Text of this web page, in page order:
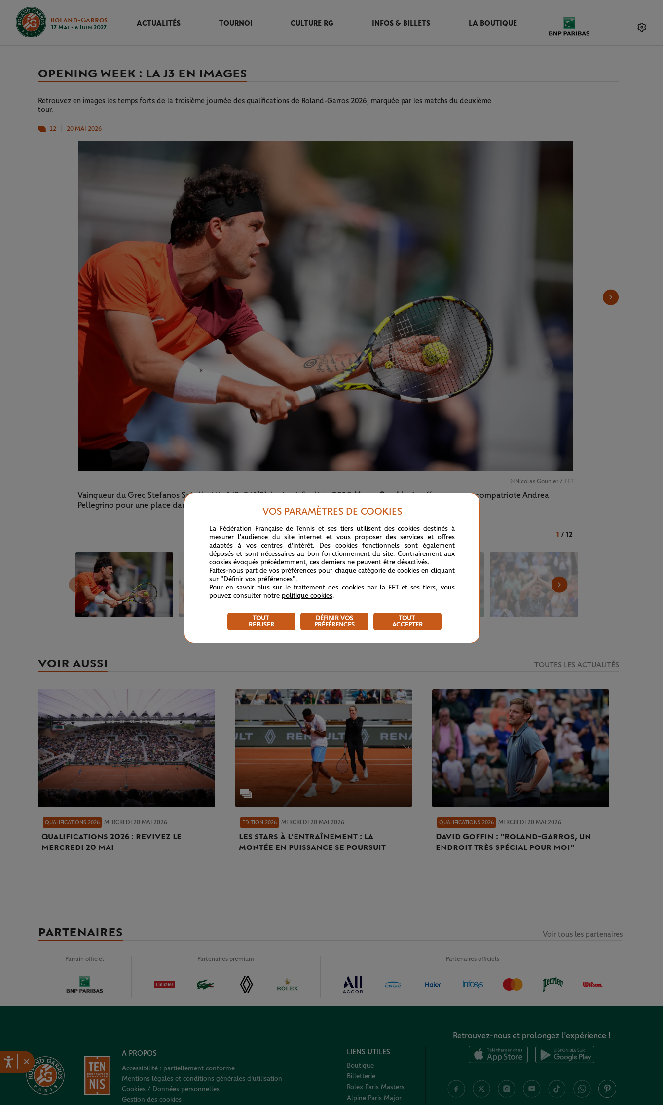
×
Roland-Garros
17 Mai - 6 Juin 2027
ACTUALITÉS TOURNOI CULTURE RG INFOS & BILLETS LA BOUTIQUE
OPENING WEEK : LA J3 EN IMAGES
Retrouvez en images les temps forts de la troisième journée des qualifications de Roland-Garros 2026, marquée par les matchs du deuxième
tour.
12 20 MAI 2026
©Nicolas Gouhier / FFT
Vainqueur du Grec Stefanos Sakellaridis 6/3, 7/6(2), le demi-finaliste 2018Marco Cecchinatoaffrontera son compatriote Andrea
Pellegrino pour une place dans le grand tableau.
1 / 12
VOIR AUSSI TOUTES LES ACTUALITÉS
QUALIFICATIONS 2026 MERCREDI 20 MAI 2026
Qualifications 2026 : revivez le
mercredi 20 mai
ÉDITION 2026 MERCREDI 20 MAI 2026
Les stars à l'entraînement : la
montée en puissance se poursuit
QUALIFICATIONS 2026 MERCREDI 20 MAI 2026
David Goffin : "Roland-Garros, un
endroit très spécial pour moi"
PARTENAIRES
Parrain officiel Partenaires premium Partenaires officiels
Voir tous les partenaires
A PROPOS
Accessibilité : partiellement conforme
Mentions légales et conditions générales d'utilisation
Cookies / Données personnelles
Gestion des cookies
LIENS UTILES
Boutique
Billetterie
Rolex Paris Masters
Alpine Paris Major
Retrouvez-nous et prolongez l’expérience !
VOS PARAMÈTRES DE COOKIES
La Fédération Française de Tennis et ses tiers utilisent des cookies destinés à
mesurer l'audience du site internet et vous proposer des services et offres
adaptés à vos centres d'intérêt. Des cookies fonctionnels sont également
déposés et sont nécessaires au bon fonctionnement du site. Contrairement aux
cookies évoqués précédemment, ces derniers ne peuvent être désactivés.
Faites-nous part de vos préférences pour chaque catégorie de cookies en cliquant
sur "Définir vos préférences".
Pour en savoir plus sur le traitement des cookies par la FFT et ses tiers, vous
pouvez consulter notre politique cookies.
TOUT
REFUSER
DÉFINIR VOS
PRÉFÉRENCES
TOUT
ACCEPTER